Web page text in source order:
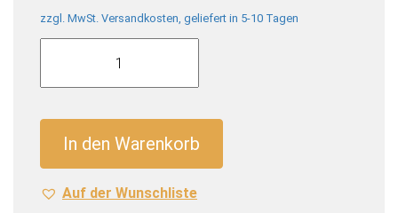
zzgl. MwSt. Versandkosten, geliefert in 5-10 Tagen
Idee
Anregend
Kaffee
(12
x
In den Warenkorb
Auf der Wunschliste